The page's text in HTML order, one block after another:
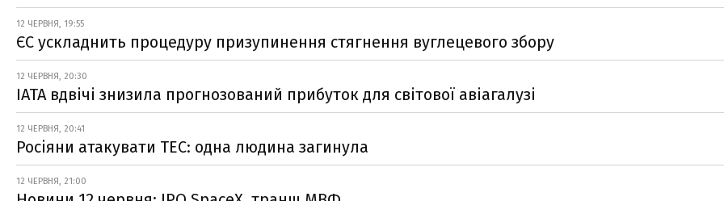
12 ЧЕРВНЯ, 19:55
ЄС ускладнить процедуру призупинення стягнення вуглецевого збору
12 ЧЕРВНЯ, 20:30
IATA вдвічі знизила прогнозований прибуток для світової авіагалузі
12 ЧЕРВНЯ, 20:41
Росіяни атакувати ТЕС: одна людина загинула
12 ЧЕРВНЯ, 21:00